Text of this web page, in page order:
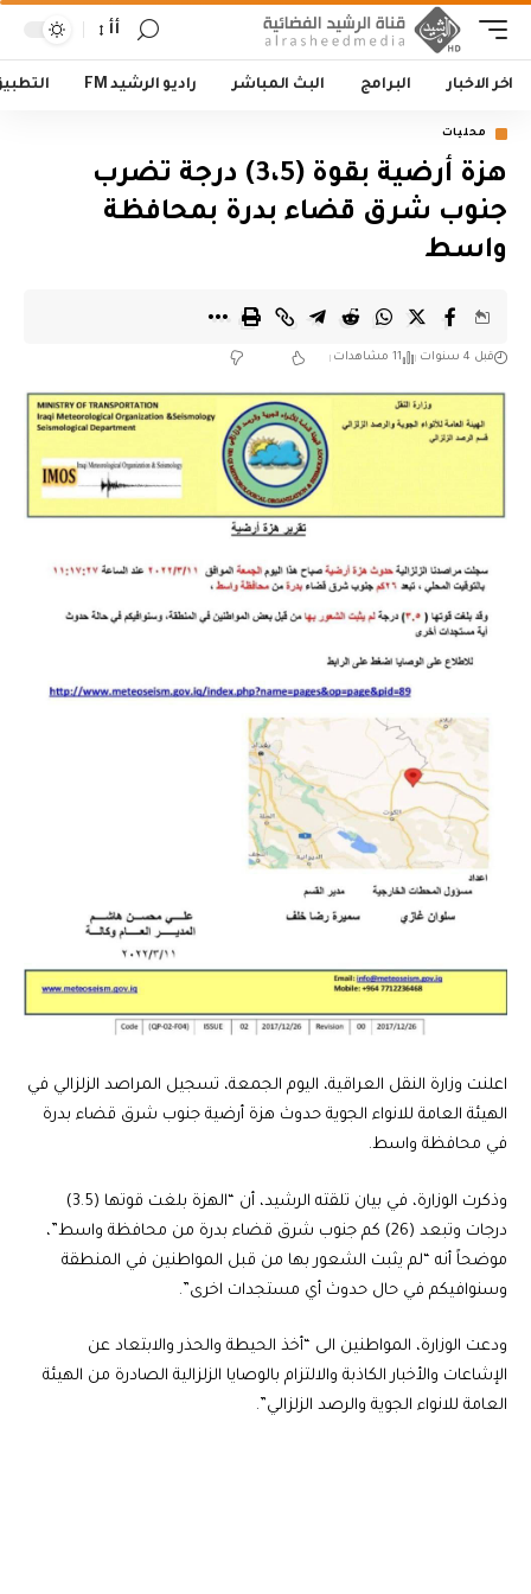
أأ
اخر الاخبار البرامج البث المباشر راديو الرشيد FM
محليات
هزة أرضية بقوة (3،5) درجة تضرب
جنوب شرق قضاء بدرة بمحافظة
واسط
قبل 4 سنوات 11 مشاهدات
اعلنت وزارة النقل العراقية، اليوم الجمعة، تسجيل المراصد الزلزالي في
الهيئة العامة للانواء الجوية حدوث هزة أرضية جنوب شرق قضاء بدرة
في محافظة واسط.
وذكرت الوزارة، في بيان تلقته الرشيد، أن “الهزة بلغت قوتها (3.5)
درجات وتبعد (26) كم جنوب شرق قضاء بدرة من محافظة واسط”،
موضحاً أنه “لم يثبت الشعور بها من قبل المواطنين في المنطقة
وسنوافيكم في حال حدوث أي مستجدات اخرى”.
ودعت الوزارة، المواطنين الى “أخذ الحيطة والحذر والابتعاد عن
الإشاعات والأخبار الكاذبة والالتزام بالوصايا الزلزالية الصادرة من الهيئة
العامة للانواء الجوية والرصد الزلزالي”.